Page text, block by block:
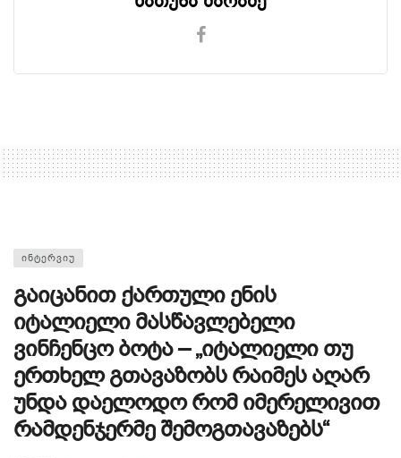
ᲘᲜᲢᲔᲠᲕᲘᲣ
გაიცანით ქართული ენის
იტალიელი მასწავლებელი
ვინჩენცო ბოტა – „იტალიელი თუ
ერთხელ გთავაზობს რაიმეს აღარ
უნდა დაელოდო რომ იმერელივით
რამდენჯერმე შემოგთავაზებს“